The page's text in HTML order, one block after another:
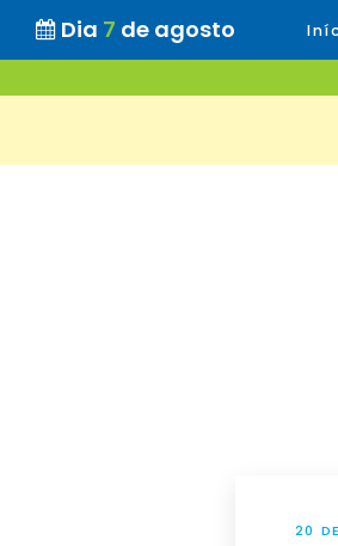
Dia 7 de agosto
20